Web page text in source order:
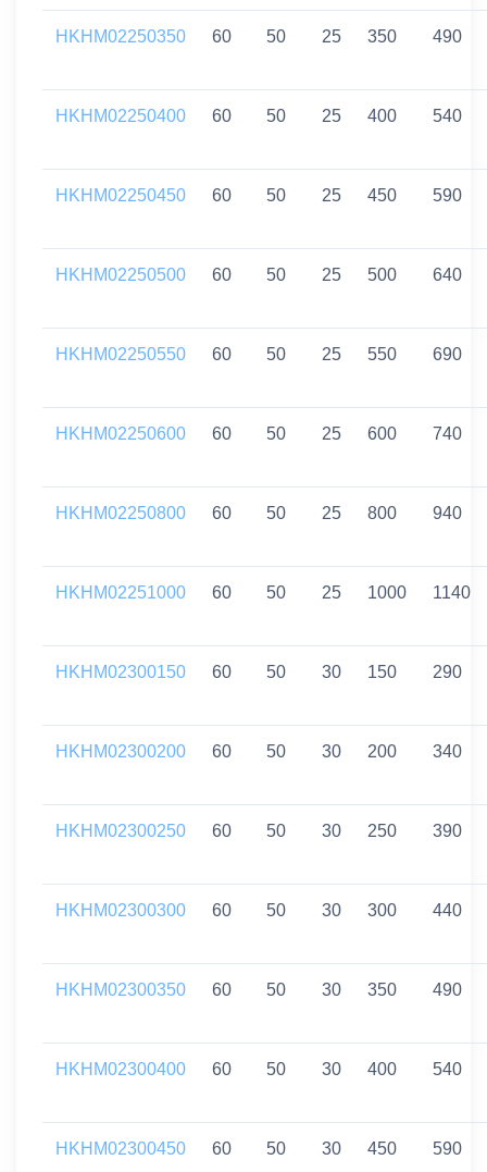
HKHM02250350 60 50 25 350 490
HKHM02250400 60 50 25 400 540
HKHM02250450 60 50 25 450 590
HKHM02250500 60 50 25 500 640
HKHM02250550 60 50 25 550 690
HKHM02250600 60 50 25 600 740
HKHM02250800 60 50 25 800 940
HKHM02251000 60 50 25 1000 1140
HKHM02300150 60 50 30 150 290
HKHM02300200 60 50 30 200 340
HKHM02300250 60 50 30 250 390
HKHM02300300 60 50 30 300 440
HKHM02300350 60 50 30 350 490
HKHM02300400 60 50 30 400 540
HKHM02300450 60 50 30 450 590